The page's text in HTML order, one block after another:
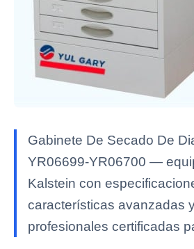
Gabinete De Secado De
YR06699-YR06700 —
Kalstein con
características avanzadas
profesionales certificadas